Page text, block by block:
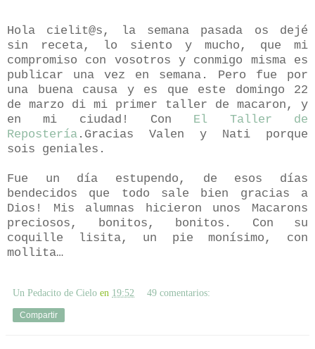
Hola cielit@s, la semana pasada os dejé
sin receta, lo siento y mucho, que mi
compromiso con vosotros y conmigo misma es
publicar una vez en semana. Pero fue por
una buena causa y es que este domingo 22
de marzo di mi primer taller de macaron, y
en mi ciudad! Con El Taller de
Repostería .Gracias Valen y Nati porque
sois geniales.
Fue un día estupendo, de esos días
bendecidos que todo sale bien gracias a
Dios! Mis alumnas hicieron unos Macarons
preciosos, bonitos, bonitos. Con su
coquille lisita, un pie monísimo, con
mollita…
Un Pedacito de Cielo en 19:52 49 comentarios:
Compartir